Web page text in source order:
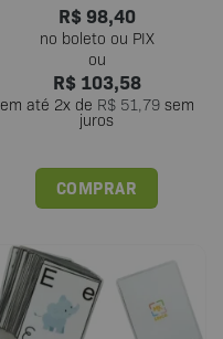
R$98,40
R$103,58
em até 2x de R$51,79sem
juros
COMPRAR